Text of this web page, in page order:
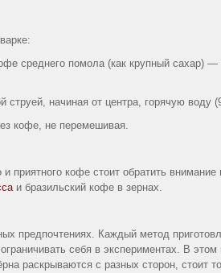
среднего помола (как крупный сахар)
струей, начиная от центра, горячую воду
кофе, не перемешивая.
приятного кофе стоит обратить
и бразильский кофе в зернах.
предпочтениях. Каждый метод
себя в экспериментах. В этом
раскрываются с разных сторон, стоит